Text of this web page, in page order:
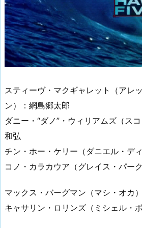
スティーヴ・マクギャレット（アレ
ン）：網島郷太郎
ダニー・“ダノ”・ウィリアムズ（ス
和弘
チン・ホー・ケリー（ダニエル・デ
コノ・カラカウア（グレイス・パー
マックス・バーグマン（マシ・オカ
キャサリン・ロリンズ（ミシェル・